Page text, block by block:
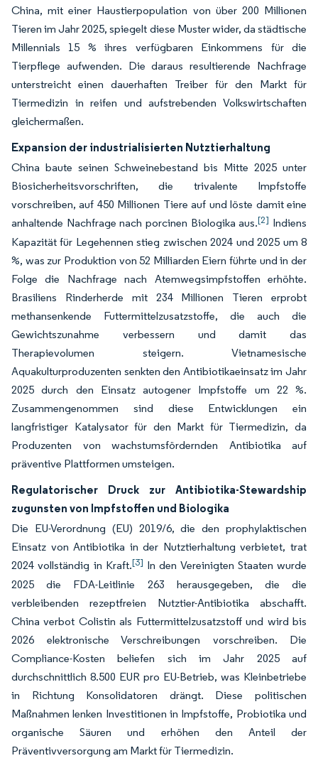
China, mit einer Haustierpopulation von über 200 Millionen
Tieren im Jahr 2025, spiegelt diese Muster wider, da städtische
Millennials 15 % ihres verfügbaren Einkommens für die
Tierpflege aufwenden. Die daraus resultierende Nachfrage
unterstreicht einen dauerhaften Treiber für den Markt für
Tiermedizin in reifen und aufstrebenden Volkswirtschaften
gleichermaßen.
Expansion der industrialisierten Nutztierhaltung
China baute seinen Schweinebestand bis Mitte 2025 unter
Biosicherheitsvorschriften, die trivalente Impfstoffe
vorschreiben, auf 450 Millionen Tiere auf und löste damit eine
anhaltende Nachfrage nach porcinen Biologika aus.[2] Indiens
Kapazität für Legehennen stieg zwischen 2024 und 2025 um 8
%, was zur Produktion von 52 Milliarden Eiern führte und in der
Folge die Nachfrage nach Atemwegsimpfstoffen erhöhte.
Brasiliens Rinderherde mit 234 Millionen Tieren erprobt
methansenkende Futtermittelzusatzstoffe, die auch die
Gewichtszunahme verbessern und damit das
Therapievolumen steigern. Vietnamesische
Aquakulturproduzenten senkten den Antibiotikaeinsatz im Jahr
2025 durch den Einsatz autogener Impfstoffe um 22 %.
Zusammengenommen sind diese Entwicklungen ein
langfristiger Katalysator für den Markt für Tiermedizin, da
Produzenten von wachstumsfördernden Antibiotika auf
präventive Plattformen umsteigen.
Regulatorischer Druck zur Antibiotika-Stewardship
zugunsten von Impfstoffen und Biologika
Die EU-Verordnung (EU) 2019/6, die den prophylaktischen
Einsatz von Antibiotika in der Nutztierhaltung verbietet, trat
2024 vollständig in Kraft.[3] In den Vereinigten Staaten wurde
2025 die FDA-Leitlinie 263 herausgegeben, die die
verbleibenden rezeptfreien Nutztier-Antibiotika abschafft.
China verbot Colistin als Futtermittelzusatzstoff und wird bis
2026 elektronische Verschreibungen vorschreiben. Die
Compliance-Kosten beliefen sich im Jahr 2025 auf
durchschnittlich 8.500 EUR pro EU-Betrieb, was Kleinbetriebe
in Richtung Konsolidatoren drängt. Diese politischen
Maßnahmen lenken Investitionen in Impfstoffe, Probiotika und
organische Säuren und erhöhen den Anteil der
Präventivversorgung am Markt für Tiermedizin.